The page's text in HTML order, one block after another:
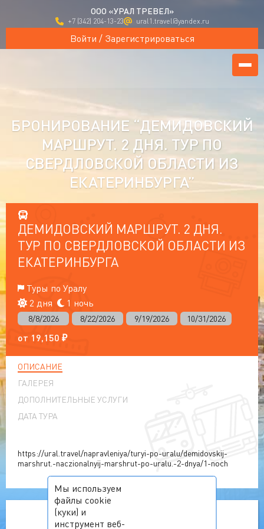
ООО «УРАЛ ТРЕВЕЛ»
+7 (342) 204-13-23 ural1.travel@yandex.ru
Войти / Зарегистрироваться
БРОНИРОВАНИЕ “ДЕМИДОВСКИЙ
МАРШРУТ. 2 ДНЯ. ТУР ПО
СВЕРДЛОВСКОЙ ОБЛАСТИ ИЗ
ЕКАТЕРИНБУРГА”
ДЕМИДОВСКИЙ МАРШРУТ. 2 ДНЯ.
ТУР ПО СВЕРДЛОВСКОЙ ОБЛАСТИ ИЗ
ЕКАТЕРИНБУРГА
Туры по Уралу
2 дня
1 ночь
8/8/2026 8/22/2026 9/19/2026 10/31/2026
от 19,150 ₽
ОПИСАНИЕ
ГАЛЕРЕЯ
ДОПОЛНИТЕЛЬНЫЕ УСЛУГИ
ДАТА ТУРА
https://ural.travel/napravleniya/turyi-po-uralu/demidovskij-
marshrut.-naczionalnyij-marshrut-po-uralu.-2-dnya/1-noch
Мы используем
файлы cookie
(куки) и
инструмент веб-